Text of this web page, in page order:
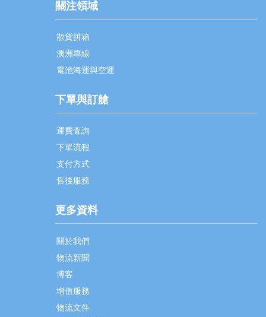
關注領域
散貨拼箱
澳洲專線
電池海運與空運
下單與訂艙
運費査詢
下單流程
支付方式
售後服務
更多資料
關於我們
物流新聞
博客
增值服務
物流文件